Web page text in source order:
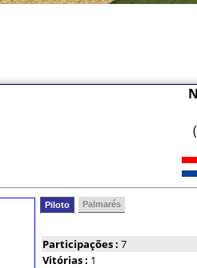
Piloto Palmarés
Participações : 7
Vitórias : 1